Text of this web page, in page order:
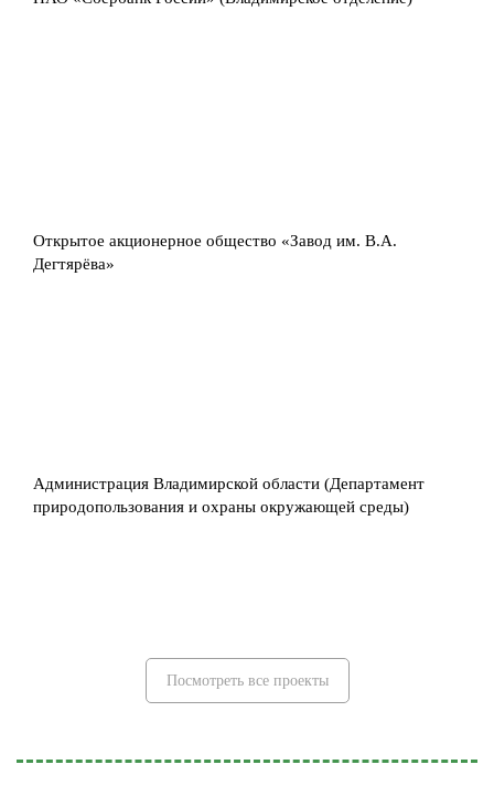
Открытое акционерное общество «Завод им. В.А.
Дегтярёва»
Администрация Владимирской области (Департамент
природопользования и охраны окружающей среды)
Посмотреть все проекты